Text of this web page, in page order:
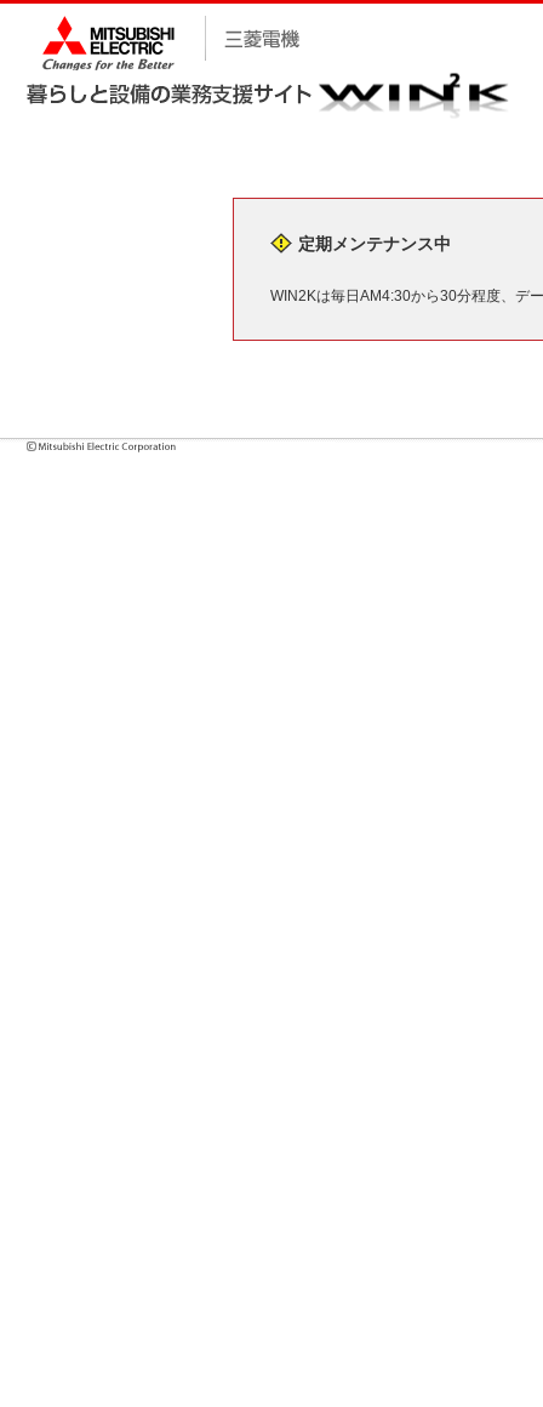
定期メンテナンス中
WIN2Kは毎日AM4:30から30分程度、デ